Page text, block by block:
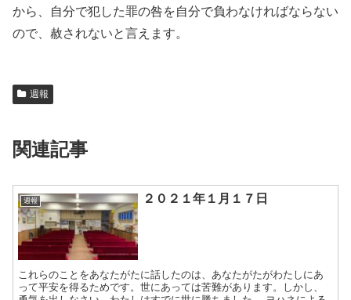
から、自分で犯した罪の咎を自分で負わなければならない
ので、赦されないと言えます。
週報
関連記事
週報 ２０２１年１月１７日
これらのことをあなたがたに話したのは、あなたがたがわたしにあ
って平安を得るためです。世にあっては苦難があります。しかし、